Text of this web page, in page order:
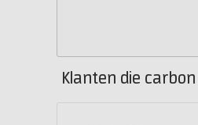
Klanten die